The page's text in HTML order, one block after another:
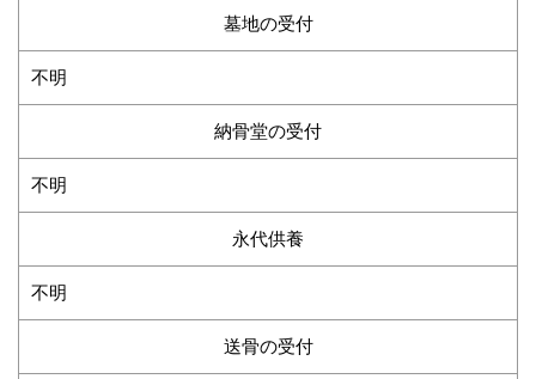
墓地の受付
不明
納骨堂の受付
不明
永代供養
不明
送骨の受付